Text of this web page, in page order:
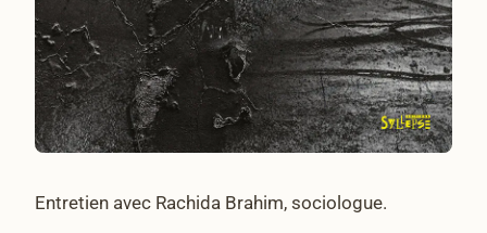
Entretien avec Rachida Brahim, sociologue.